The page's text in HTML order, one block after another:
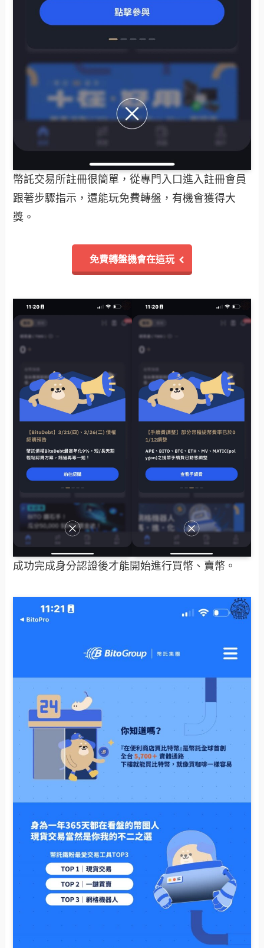
幣託交易所註冊很簡單，從專門入口進入註冊會員
跟著步驟指示，還能玩免費轉盤，有機會獲得大
獎。
免費轉盤機會在這玩
成功完成身分認證後才能開始進行買幣、賣幣。